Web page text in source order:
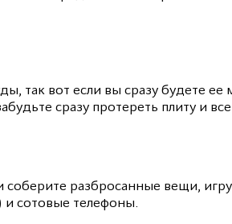
так вот если вы сразу будете ее
сразу протереть плиту и
разбросанные вещи,
и сотовые телефоны.